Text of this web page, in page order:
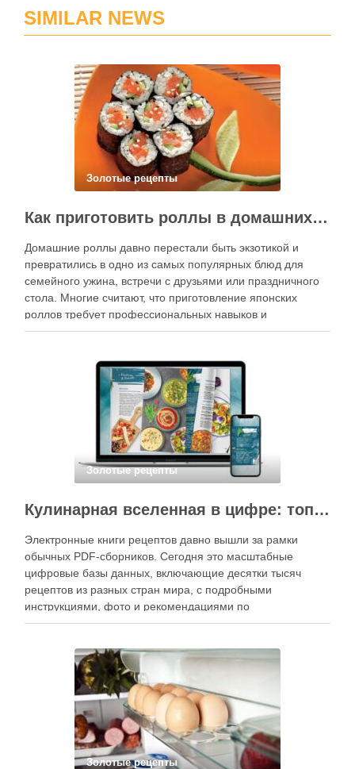
SIMILAR NEWS
Золотые рецепты
Как приготовить роллы в домашних условиях?
Домашние роллы давно перестали быть экзотикой и
превратились в одно из самых популярных блюд для
семейного ужина, встречи с друзьями или праздничного
стола. Многие считают, что приготовление японских
роллов требует профессиональных навыков и
специального оборудования, однако на практике сделать
кухне. Главное — …
Золотые рецепты
Кулинарная вселенная в цифре: топ-3 самых больших электронных книг рецептов
Электронные книги рецептов давно вышли за рамки
обычных PDF-сборников. Сегодня это масштабные
цифровые базы данных, включающие десятки тысяч
рецептов из разных стран мира, с подробными
инструкциями, фото и рекомендациями по
приготовлению. В отличие от печатных изданий,
контент, расширять коллекции блюд и добавлять новые
функции. Ниже …
Золотые рецепты